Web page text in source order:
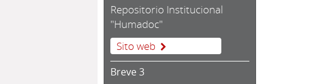
Repositorio Institucional
"Humadoc"
Sito web
Breve 3